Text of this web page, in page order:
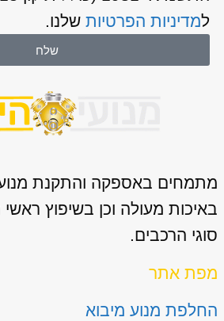
למדיניות הפרטיותשלנו.
שלח
מתמחים באספקה והתקנת
באיכות מעולה וכן בשיפוץ ראשי
סוגי הרכבים.
מפת אתר
החלפת מנוע מיבוא